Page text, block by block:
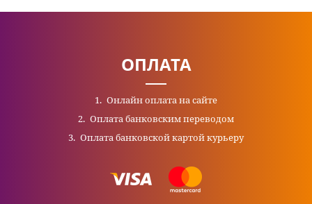
ОПЛАТА
Онлайн оплата на сайте
Оплата банковским переводом
Оплата банковской картой курьеру